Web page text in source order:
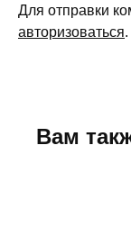
Для отправки
авторизоваться.
Вам